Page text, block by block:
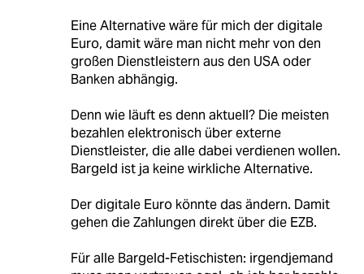
Eine Alternative wäre für mich der digitale
Euro, damit wäre man nicht mehr von den
großen Dienstleistern aus den USA oder
Banken abhängig.
Denn wie läuft es denn aktuell? Die meisten
bezahlen elektronisch über externe
Dienstleister, die alle dabei verdienen wollen.
Bargeld ist ja keine wirkliche Alternative.
Der digitale Euro könnte das ändern. Damit
gehen die Zahlungen direkt über die EZB.
Für alle Bargeld-Fetischisten: irgendjemand